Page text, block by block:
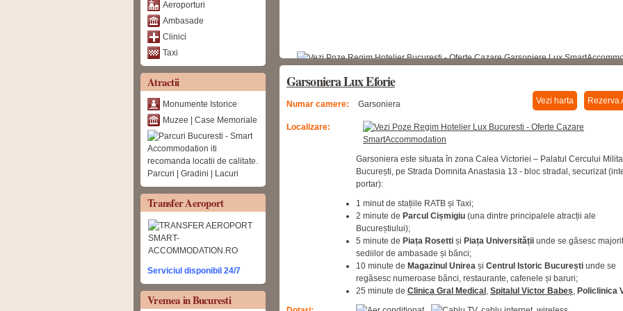
Aeroporturi
Ambasade
Clinici
Taxi
Atractii
Monumente Istorice
Muzee | Case Memoriale
Parcuri | Gradini | Lacuri
Transfer Aeroport
Serviciul disponibil 24/7
Vremea in Bucuresti
Garsoniera Lux Eforie
Numar camere: Garsoniera Rezerva
Vezi harta
Localizare:
Garsoniera este situata în zona Calea Victoriei – Palatul Cercului
București, pe Strada Domnita Anastasia 13 - bloc stradal, securizat
portar):
1 minut de stațiile RATB și Taxi;
2 minute de Parcul Cișmigiu (una dintre principalele atracții ale
Bucureștiului);
5 minute de Piața Rosetti și Piața Universității unde se găsesc
sediilor de ambasade și bănci;
10 minute de Magazinul Unirea și Centrul Istoric București unde se
regăsesc numeroase bănci, restaurante, cafenele și baruri;
25 minute de Clinica Gral Medical , Spitalul Victor Babeș, Policlinica